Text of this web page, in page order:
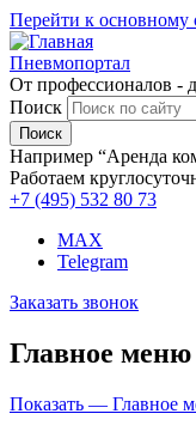
Перейти к
Пневмопортал
От профессионалов -
Поиск
Например “Аренда
Работаем
+7 (495) 532 80 73
MAX
Telegram
Заказать звонок
Главное меню
Показать — Главное